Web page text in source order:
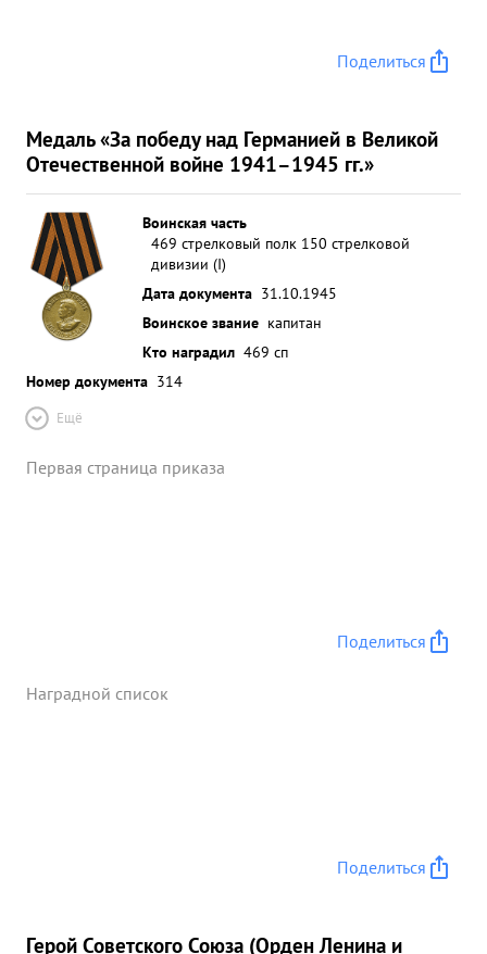
Поделиться
Медаль «За победу над Германией в Великой
Отечественной войне 1941–1945 гг.»
Воинская часть
469 стрелковый полк 150 стрелковой
дивизии (I)
Дата документа 31.10.1945
Воинское звание капитан
Кто наградил 469 сп
Номер документа 314
Ещё
Первая страница приказа
Поделиться
Наградной список
Поделиться
Герой Советского Союза (Орден Ленина и